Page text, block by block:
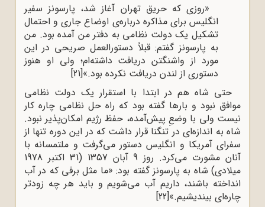
«روزی‌ که‌ حریق‌ تهران‌ آغاز شد، پارسونز سفیر
انگلیس‌ برای‌ مذاکره‌ درباره‌ی‌ اوضاع‌ جاری‌ و احتمال‌
تشکیل‌ یک‌ دولت‌ نظامی‌ به‌ دفتر من‌ آمده‌ بود. من‌
به‌ پارسونز گفتم:‌ قبلاً دستورالعمل‌ صریحی‌ در این‌
مورد از واشنگتن ‌دریافت‌ داشته‌ام‌؛ ولی‌ او هنوز
دستوری‌ از لندن‌ دریافت‌ نکرده‌ بود.»[21]
حتی شاه هم در ابتدا با استقرار یک دولت نظامی
موافق نبود و بارها گفته بود که راه‌ حل نظامی چاره کار
نیست ولی با وضعِ پیش‌‌آمده، حفظ رژیم امکان‌پذیر نبود.
شاه به اندازه‌ای در تنگنا قرار داشت که در این دوره تنها از
سفرای آمریکا و انگلیس دستور می‌گرفت و ملتمسانه با
آنان مشورت می‌کرد. روز 9 آبان 1357 (31 اکتبر 1978
میلادی) شاه به پارسونز گفته بود: «ما مثل برفی که در آب
انداخته باشند، داریم آب می‌شویم و باید هر چه زودتر
چاره‌ای بیندیشیم.»[22]